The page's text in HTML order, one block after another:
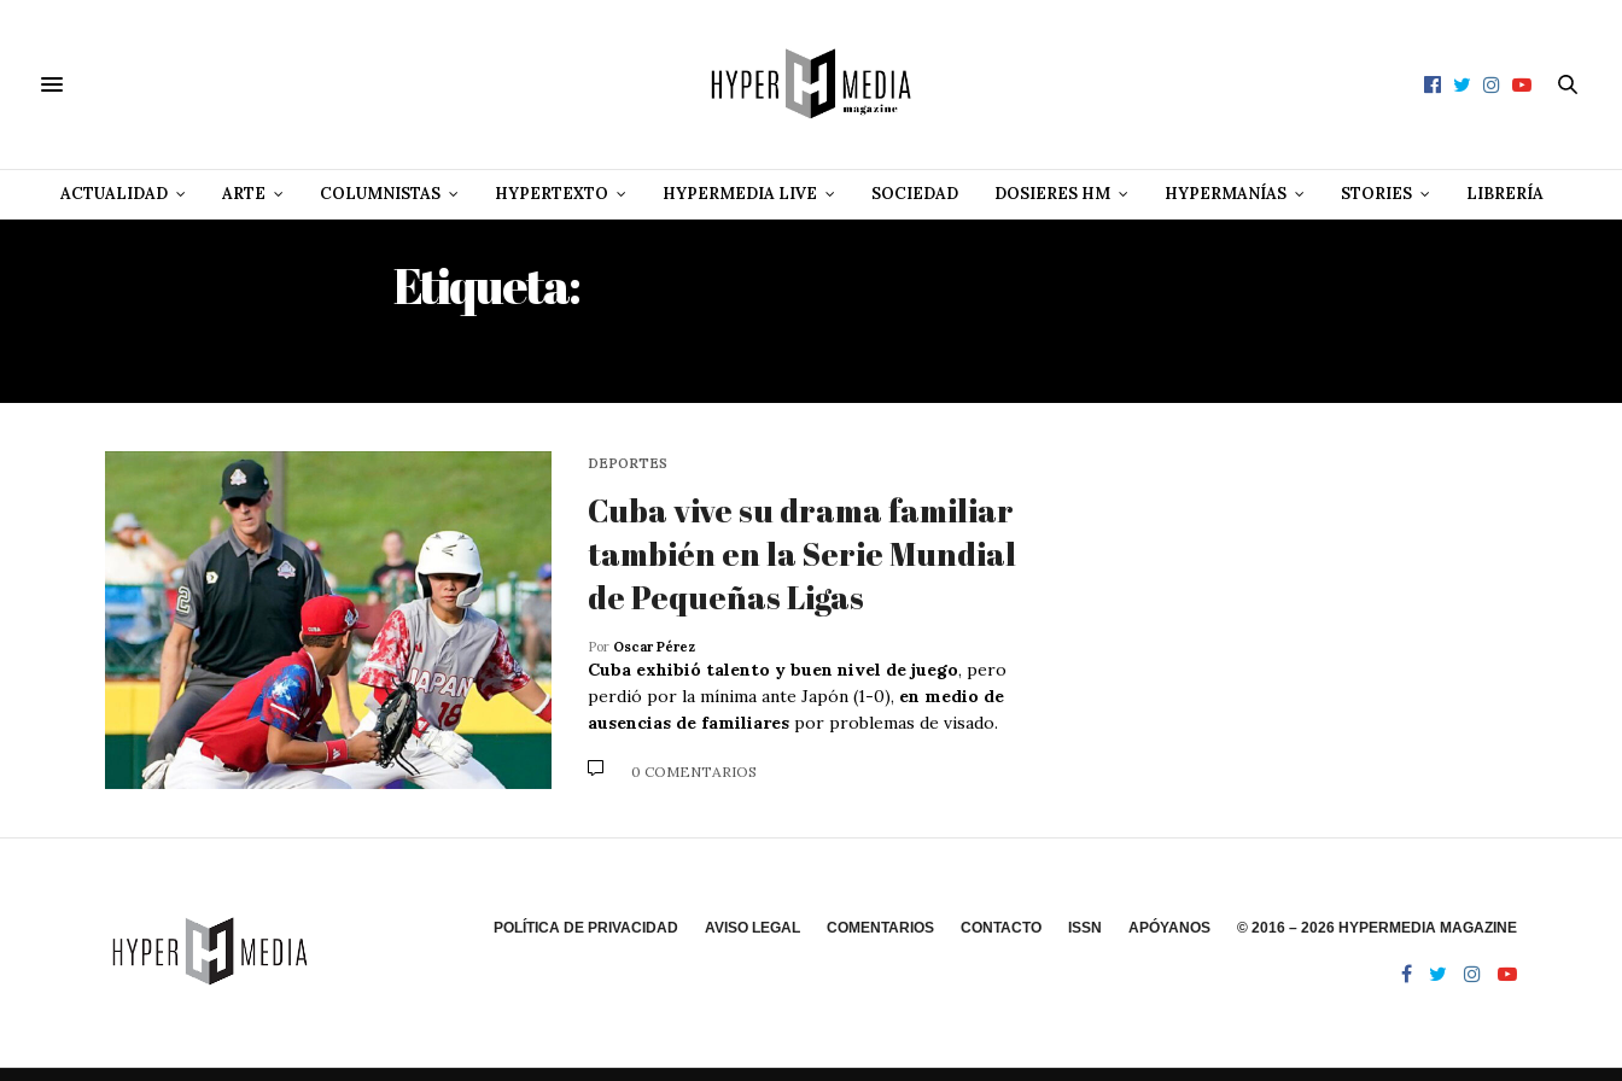
ACTUALIDAD ARTE COLUMNISTAS HYPERTEXTO HYPERMEDIA LIVE SOCIEDAD DOSIERES HM HYPERMANÍAS STORIES LIBRERÍA
Etiqueta:
DEPORTES
Cuba vive su drama familiar
también en la Serie Mundial
de Pequeñas Ligas
Por Oscar Pérez
Cuba exhibió talento y buen nivel de juego, pero
perdió por la mínima ante Japón (1-0), en medio de
ausencias de familiares por problemas de visado.
0 COMENTARIOS
POLÍTICA DE PRIVACIDAD AVISO LEGAL COMENTARIOS CONTACTO ISSN APÓYANOS © 2016 – 2026 HYPERMEDIA MAGAZINE